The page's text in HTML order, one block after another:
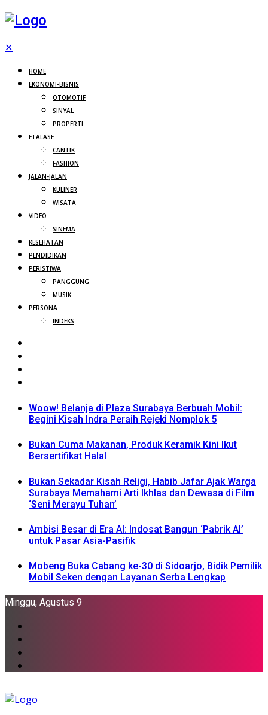
✕
HOME
EKONOMI-BISNIS
OTOMOTIF
SINYAL
PROPERTI
ETALASE
CANTIK
FASHION
JALAN-JALAN
KULINER
WISATA
VIDEO
SINEMA
KESEHATAN
PENDIDIKAN
PERISTIWA
PANGGUNG
MUSIK
PERSONA
INDEKS
Woow! Belanja di Plaza Surabaya Berbuah Mobil:
Begini Kisah Indra Peraih Rejeki Nomplok 5
Bukan Cuma Makanan, Produk Keramik Kini Ikut
Bersertifikat Halal
Bukan Sekadar Kisah Religi, Habib Jafar Ajak Warga
Surabaya Memahami Arti Ikhlas dan Dewasa di Film
‘Seni Merayu Tuhan’
Ambisi Besar di Era AI: Indosat Bangun ‘Pabrik AI’
untuk Pasar Asia-Pasifik
Mobeng Buka Cabang ke-30 di Sidoarjo, Bidik Pemilik
Mobil Seken dengan Layanan Serba Lengkap
Minggu, Agustus 9